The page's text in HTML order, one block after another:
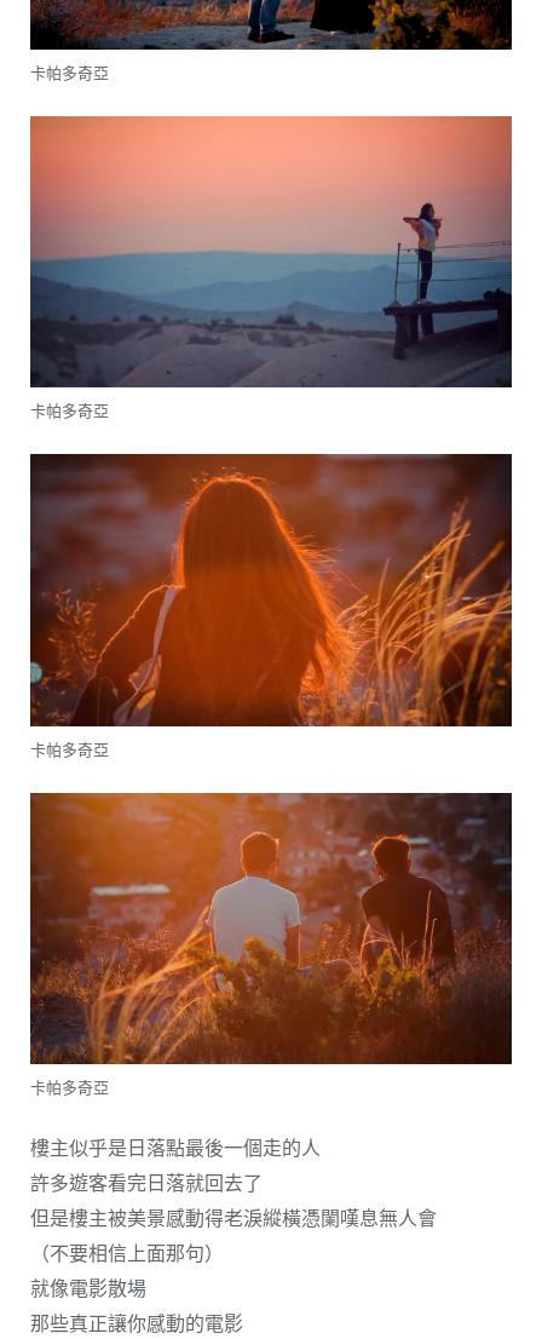
卡帕多奇亞
卡帕多奇亞
卡帕多奇亞
卡帕多奇亞
樓主似乎是日落點最後一個走的人
許多遊客看完日落就回去了
但是樓主被美景感動得老淚縱橫憑闌嘆息無人會
（不要相信上面那句）
就像電影散場
那些真正讓你感動的電影